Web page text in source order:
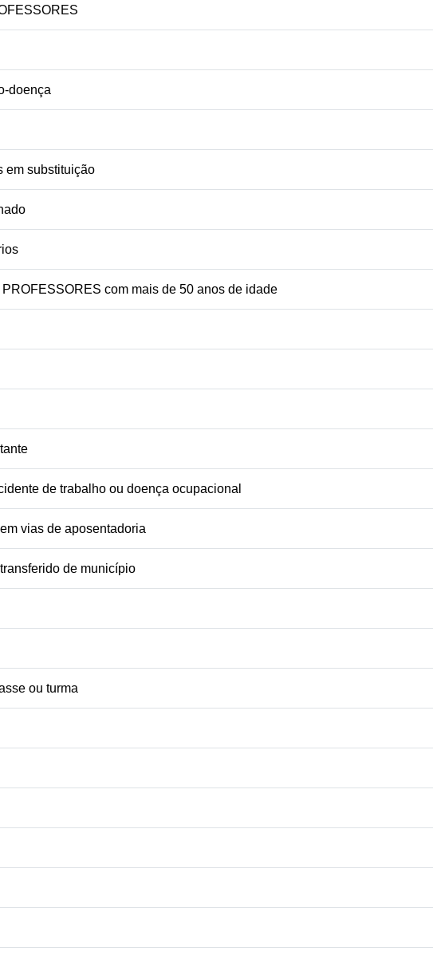
doença
em substituição
com mais de 50 anos de idade
de trabalho ou doença ocupacional
vias de aposentadoria
de município
ou turma